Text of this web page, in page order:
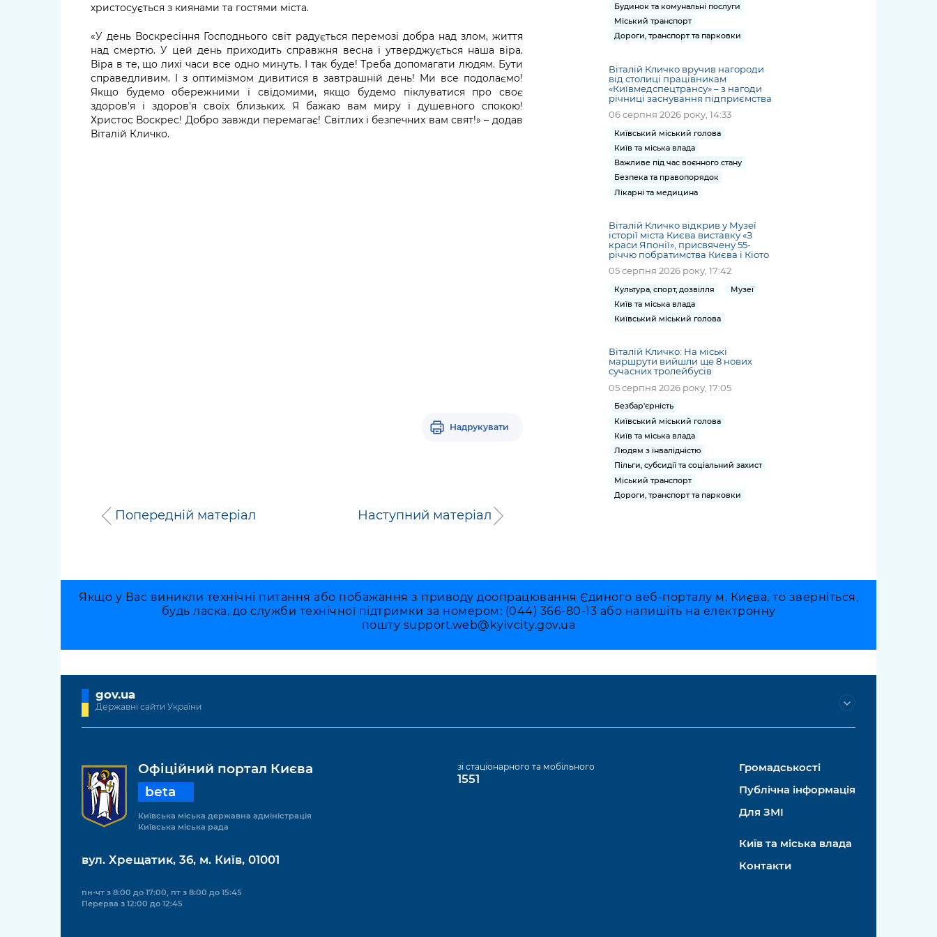
христосується з киянами та гостями міста.
«У день Воскресіння Господнього світ радується перемозі добра над злом, життя
над смертю. У цей день приходить справжня весна і утверджується наша віра.
Віра в те, що лихі часи все одно минуть. І так буде! Треба допомагати людям. Бути
справедливим. І з оптимізмом дивитися в завтрашній день! Ми все подолаємо!
Якщо будемо обережними і свідомими, якщо будемо піклуватися про своє
здоров'я і здоров'я своїх близьких. Я бажаю вам миру і душевного спокою!
Христос Воскрес! Добро завжди перемагає! Світлих і безпечних вам свят!» – додав
Віталій Кличко.
Надрукувати
Попередній матеріал Наступний матеріал
Будинок та комунальні послуги
Міський транспорт
Дороги, транспорт та парковки
Віталій Кличко вручив нагороди
від столиці працівникам
«Київмедспецтрансу» – з нагоди
річниці заснування підприємства
06 серпня 2026 року, 14:33
Київський міський голова
Київ та міська влада
Важливе під час воєнного стану
Безпека та правопорядок
Лікарні та медицина
Віталій Кличко відкрив у Музеї
історії міста Києва виставку «З
краси Японії», присвячену 55-
річчю побратимства Києва і Кіото
05 серпня 2026 року, 17:42
Культура, спорт, дозвілля
Музеї
Київ та міська влада
Київський міський голова
Віталій Кличко: На міські
маршрути вийшли ще 8 нових
сучасних тролейбусів
05 серпня 2026 року, 17:05
Безбар'єрність
Київський міський голова
Київ та міська влада
Людям з інвалідністю
Пільги, субсидії та соціальний захист
Міський транспорт
Дороги, транспорт та парковки
Якщо у Вас виникли технічні питання або побажання з приводу доопрацювання Єдиного веб-порталу м. Києва, то зверніться,
будь ласка, до служби технічної підтримки за номером: (044) 366-80-13 або напишіть на електронну
пошту support.web@kyivcity.gov.ua
gov.ua
Державні сайти України
Офіційний портал Києва
beta
Київська міська державна адміністрація
Київська міська рада
вул. Хрещатик, 36, м. Київ, 01001
пн-чт з 8:00 до 17:00, пт з 8:00 до 15:45
Перерва з 12:00 до 12:45
зі стаціонарного та мобільного
1551
Громадськості
Публічна інформація
Для ЗМІ
Київ та міська влада
Контакти